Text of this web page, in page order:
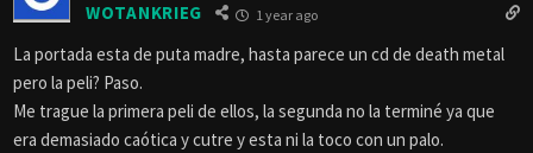
WOTANKRIEG 1 year ago
La portada esta de puta madre, hasta parece un cd de death metal
pero la peli? Paso.
Me trague la primera peli de ellos, la segunda no la terminé ya que
era demasiado caótica y cutre y esta ni la toco con un palo.